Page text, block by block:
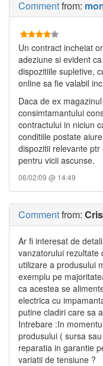
Commentfrom:
Un contract incheiat
adeziune si evident
dispozitiile supletive,
online sa fie valabil
Daca de ex
consimtamantului
contractului in niciun
conditiile postate
dispozitii relevante
pentru vicii ascunse.
06/02/09 @ 14:49
Commentfrom:
Ar fi interesat de
vanzatorului rezultate
utilizare a produsului
exemplu pe
ca acestea se
electrica cu
putine cladiri care sa
Intrebare :In
produsului ( sursa
reparatia in garantie
variatii de tensiune ?